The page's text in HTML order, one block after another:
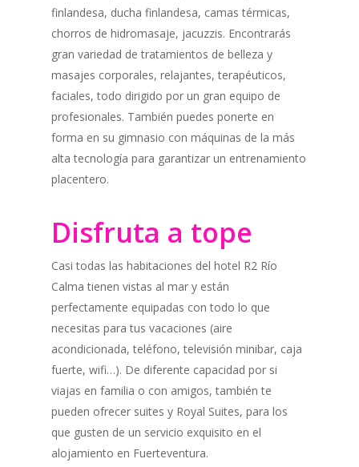
finlandesa, ducha finlandesa, camas térmicas,
chorros de hidromasaje, jacuzzis. Encontrarás
gran variedad de tratamientos de belleza y
masajes corporales, relajantes, terapéuticos,
faciales, todo dirigido por un gran equipo de
profesionales. También puedes ponerte en
forma en su gimnasio con máquinas de la más
alta tecnología para garantizar un entrenamiento
placentero.
Disfruta a tope
Casi todas las habitaciones del hotel R2 Río
Calma tienen vistas al mar y están
perfectamente equipadas con todo lo que
necesitas para tus vacaciones (aire
acondicionada, teléfono, televisión minibar, caja
fuerte, wifi…). De diferente capacidad por si
viajas en familia o con amigos, también te
pueden ofrecer suites y Royal Suites, para los
que gusten de un servicio exquisito en el
alojamiento en Fuerteventura.